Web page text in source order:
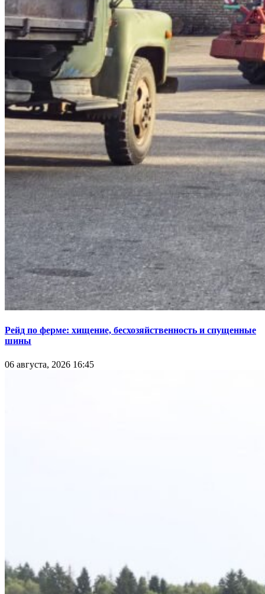
Рейд по ферме: хищение, бесхозяйственность и спущенные
шины
06 августа, 2026 16:45